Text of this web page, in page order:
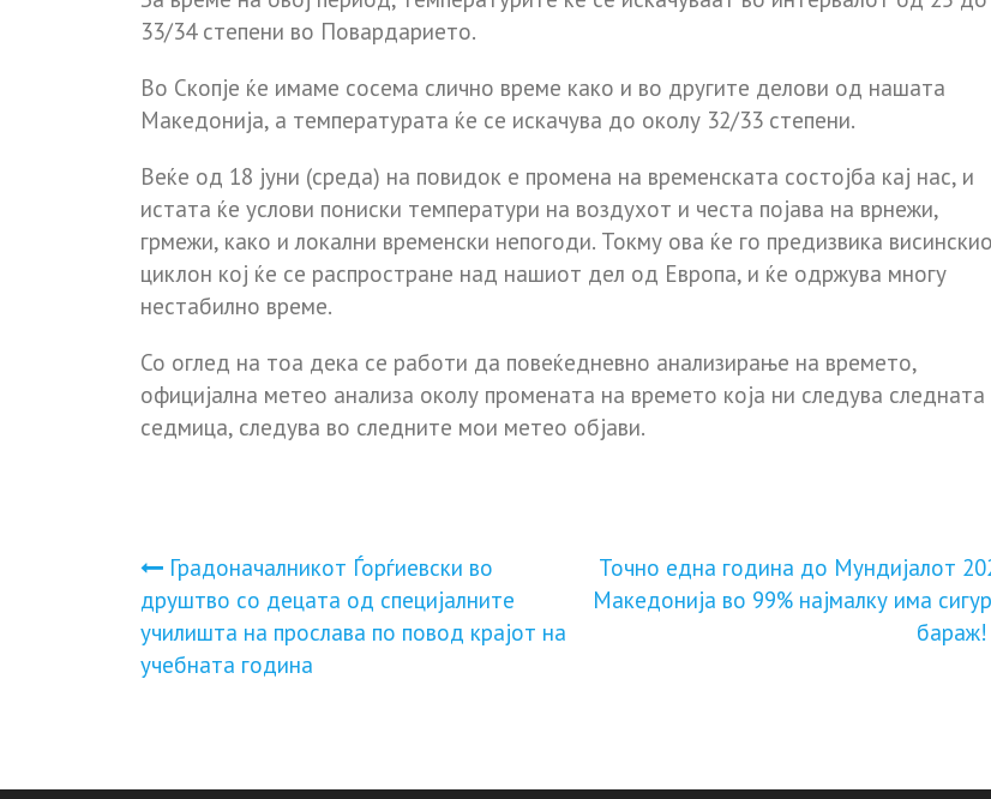
33/34 степени во Повардарието.
Во Скопје ќе имаме сосема слично време како и во другите делови од нашата
Македонија, а температурата ќе се искачува до околу 32/33 степени.
Веќе од 18 јуни (среда) на повидок е промена на временската состојба кај нас, и
истата ќе услови пониски температури на воздухот и честа појава на врнежи,
грмежи, како и локални временски непогоди. Токму ова ќе го предизвика
циклон кој ќе се распростране над нашиот дел од Европа, и ќе одржува многу
нестабилно време.
Со оглед на тоа дека се работи да повеќедневно анализирање на времето,
официјална метео анализа околу промената на времето која ни следува следната
седмица, следува во следните мои метео објави.
Навигација
на
напис
Градоначалникот Ѓорѓиевски во
друштво со децата од специјалните
училишта на прослава по повод крајот на
учебната година
Точно една година до Мундијалот
Македонија во 99% најмалку има
бараж!